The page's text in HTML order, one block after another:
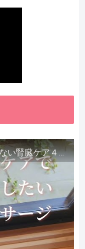
【毒出し】老廃物を身体に溜めない腎臓ケア４種をご紹介します。